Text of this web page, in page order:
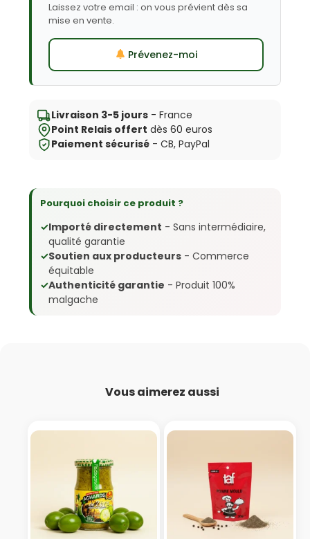
Laissez votre email : on vous prévient dès sa
mise en vente.
Prévenez-moi
Livraison 3-5 jours - France
Point Relais offert dès 60 euros
Paiement sécurisé - CB, PayPal
Pourquoi choisir ce produit ?
✓Importé directement - Sans intermédiaire,
qualité garantie
✓Soutien aux producteurs - Commerce
équitable
✓Authenticité garantie - Produit 100%
malgache
Vous aimerez aussi